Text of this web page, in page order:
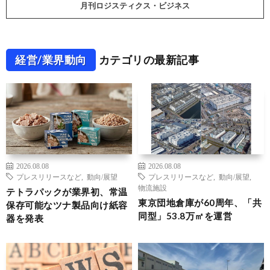
月刊ロジスティクス・ビジネス
経営/業界動向 カテゴリの最新記事
2026.08.08
プレスリリースなど
動向/展望
テトラパックが業界初、常温
保存可能なツナ製品向け紙容
器を発表
2026.08.08
プレスリリースなど
動向/展望
物流施設
東京団地倉庫が60周年、「共
同型」53.8万㎡を運営